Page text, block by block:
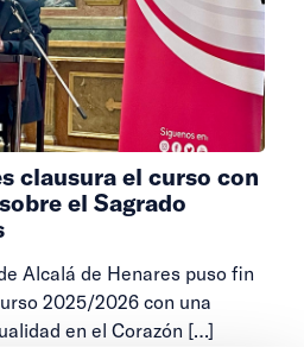
clausura el curso con
el Sagrado
Alcalá de Henares puso fin
2025/2026 con una
en el Corazón […]